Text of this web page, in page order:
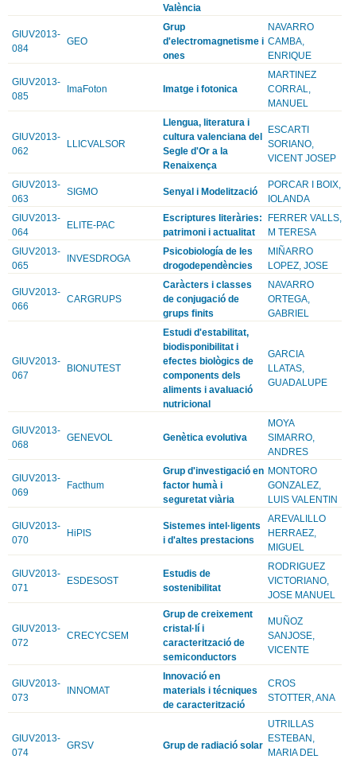
València
GIUV2013-
084
GEO
Grup
d'electromagnetisme i
ones
NAVARRO
CAMBA,
ENRIQUE
GIUV2013-
085
ImaFoton Imatge i fotonica
MARTINEZ
CORRAL,
MANUEL
GIUV2013-
062
LLICVALSOR
Llengua, literatura i
cultura valenciana del
Segle d'Or a la
Renaixença
ESCARTI
SORIANO,
VICENT JOSEP
GIUV2013-
063
SIGMO Senyal i Modelització
PORCAR I BOIX,
IOLANDA
GIUV2013-
064
ELITE-PAC
Escriptures literàries:
patrimoni i actualitat
FERRER VALLS,
M TERESA
GIUV2013-
065
INVESDROGA
Psicobiología de les
drogodependències
MIÑARRO
LOPEZ, JOSE
GIUV2013-
066
CARGRUPS
Caràcters i classes
de conjugació de
grups finits
NAVARRO
ORTEGA,
GABRIEL
GIUV2013-
067
BIONUTEST
Estudi d'estabilitat,
biodisponibilitat i
efectes biològics de
components dels
aliments i avaluació
nutricional
GARCIA
LLATAS,
GUADALUPE
GIUV2013-
068
GENEVOL Genètica evolutiva
MOYA
SIMARRO,
ANDRES
GIUV2013-
069
Facthum
Grup d'investigació en
factor humà i
seguretat viària
MONTORO
GONZALEZ,
LUIS VALENTIN
GIUV2013-
070
HiPIS
Sistemes intel·ligents
i d'altes prestacions
AREVALILLO
HERRAEZ,
MIGUEL
GIUV2013-
071
ESDESOST
Estudis de
sostenibilitat
RODRIGUEZ
VICTORIANO,
JOSE MANUEL
GIUV2013-
072
CRECYCSEM
Grup de creixement
cristal·lí i
caracterització de
semiconductors
MUÑOZ
SANJOSE,
VICENTE
GIUV2013-
073
INNOMAT
Innovació en
materials i técniques
de caracterització
CROS
STOTTER, ANA
GIUV2013-
074
GRSV Grup de radiació solar
UTRILLAS
ESTEBAN,
MARIA DEL